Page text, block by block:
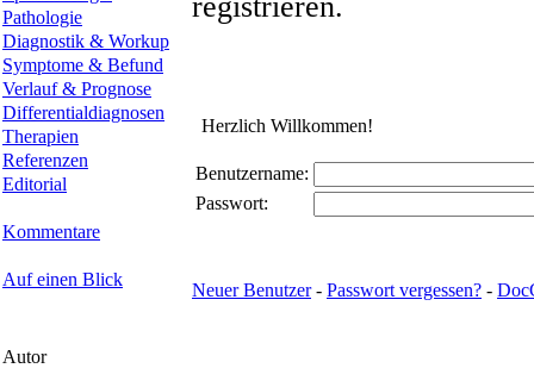
Pathologie
Diagnostik & Workup
Symptome & Befund
Verlauf & Prognose
Differentialdiagnosen
Therapien
Referenzen
Editorial
Kommentare
Auf einen Blick
Autor
Herzlich Willkommen!
Benutzername:
Passwort:
Neuer Benutzer- Passwort vergessen? -